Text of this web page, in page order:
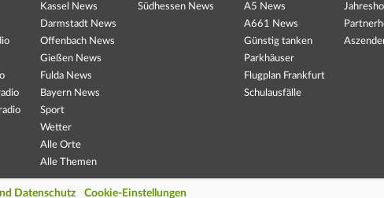
Kassel News
Darmstadt News
Offenbach News
Gießen News
Fulda News
Bayern News
Sport
Wetter
Alle Orte
Alle Themen
Südhessen News
A5 News
A661 News
Günstig tanken
Parkhäuser
Flugplan Frankfurt
Schulausfälle
Datenschutz Cookie-Einstellungen